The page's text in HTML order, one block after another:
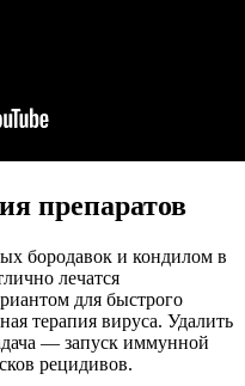
препаратов
бородавок и кондилом в
лечатся
для быстрого
терапия вируса. Удалить
— запуск иммунной
рецидивов.